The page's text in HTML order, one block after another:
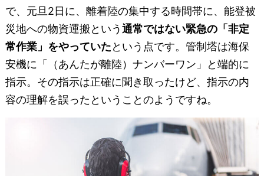
で、元旦2日に、離着陸の集中する時間帯に、能登被
災地への物資運搬という通常ではない緊急の「非定
常作業」をやっていたという点です。管制塔は海保
安機に「（あんたが離陸）ナンバーワン」と端的に
指示。その指示は正確に聞き取ったけど、指示の内
容の理解を誤ったということのようですね。